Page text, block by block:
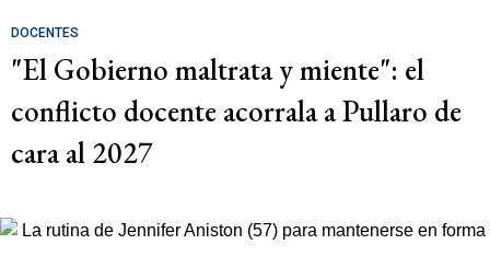
DOCENTES
"El Gobierno maltrata y miente": el
conflicto docente acorrala a Pullaro de
cara al 2027